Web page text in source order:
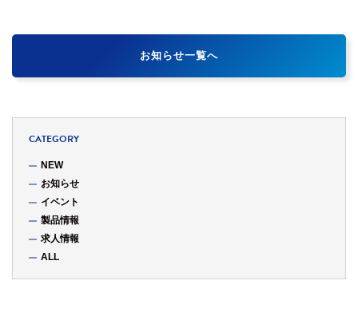
お知らせ一覧へ
CATEGORY
NEW
お知らせ
イベント
製品情報
求人情報
ALL